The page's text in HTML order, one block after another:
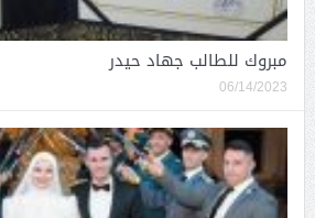
مبروك للطالب جهاد حيدر
06/14/2023